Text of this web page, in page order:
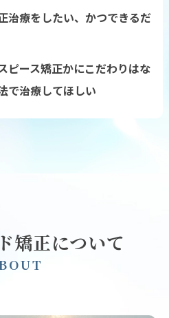
治療をしたい、かつできるだ
ピース矯正かにこだわりはな
で治療してほしい
矯正について
OUT